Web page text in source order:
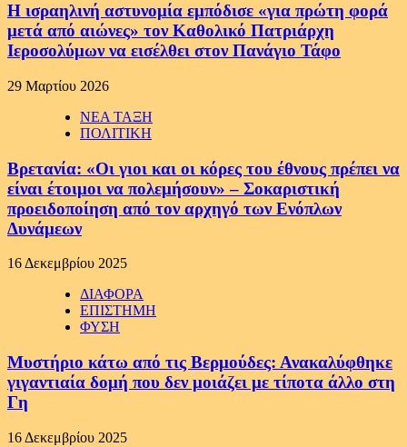
Η ισραηλινή αστυνομία εμπόδισε «για πρώτη φορά
μετά από αιώνες» τον Καθολικό Πατριάρχη
Ιεροσολύμων να εισέλθει στον Πανάγιο Τάφο
29 Μαρτίου 2026
ΝΕΑ ΤΑΞΗ
ΠΟΛΙΤΙΚΗ
Βρετανία: «Οι γιοι και οι κόρες του έθνους πρέπει να
είναι έτοιμοι να πολεμήσουν» – Σοκαριστική
προειδοποίηση από τον αρχηγό των Ενόπλων
Δυνάμεων
16 Δεκεμβρίου 2025
ΔΙΑΦΟΡΑ
ΕΠΙΣΤΗΜΗ
ΦΥΣΗ
Μυστήριο κάτω από τις Βερμούδες: Ανακαλύφθηκε
γιγαντιαία δομή που δεν μοιάζει με τίποτα άλλο στη
Γη
16 Δεκεμβρίου 2025